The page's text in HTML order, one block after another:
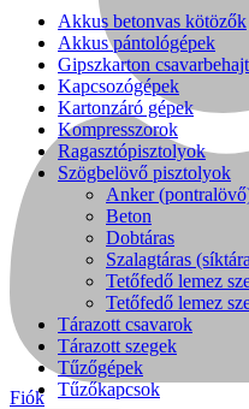
Senco
Fiók
Akkus betonvas kötözők
Akkus pántológépek
Gipszkarton
Kapcsozógépek
Kartonzáró gépek
Kompresszorok
Ragasztópisztolyok
Szögbelövő pisztolyok
Anker
Beton
Dobtáras
Szalagtáras
Tetőfedő lemez
Tetőfedő lemez
Tárazott csavarok
Tárazott szegek
Tűzőgépek
Tűzőkapcsok